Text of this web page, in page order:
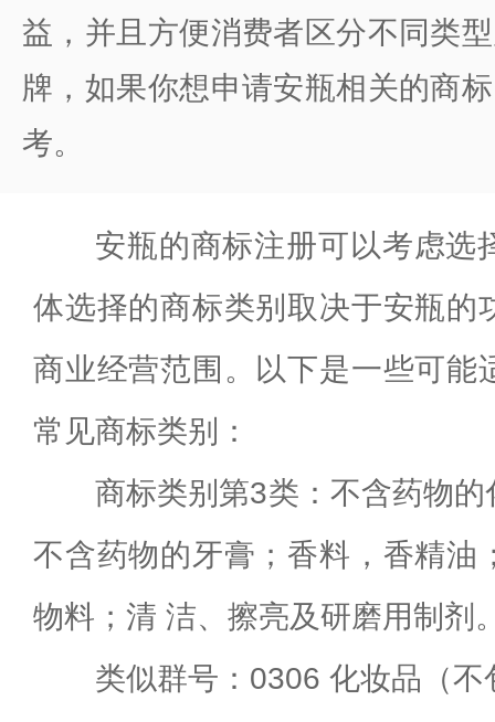
益，并且方便消费者区分不同类
牌，如果你想申请安瓶相关的商
考。
安瓶的商标注册可以考虑选
体选择的商标类别取决于安瓶的
商业经营范围。以下是一些可能
常见商标类别：
商标类别第3类：不含药物
不含药物的牙膏；香料，香精油
物料；清 洁、擦亮及研磨用制剂
类似群号：0306 化妆品（